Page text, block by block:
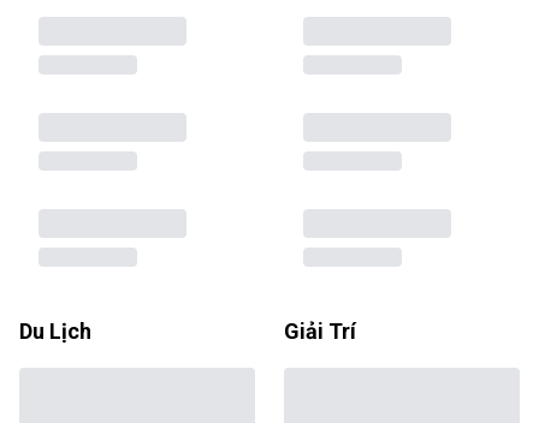
Du Lịch Giải Trí